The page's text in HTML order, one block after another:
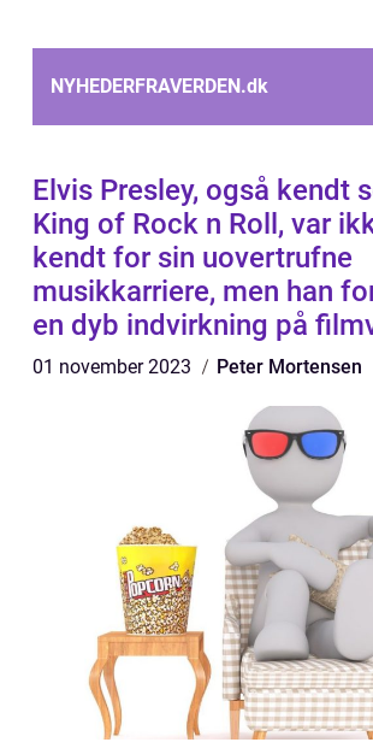
NYHEDERFRAVERDEN.dk
Elvis Presley, også kendt
King of Rock n Roll, var
kendt for sin uovertrufne
musikkarriere, men han
en dyb indvirkning på
01 november 2023 Peter Mortensen